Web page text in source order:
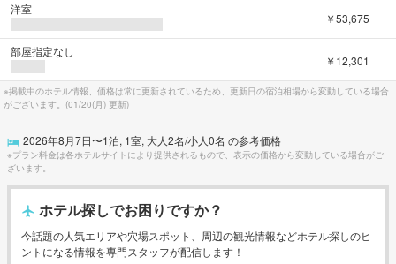
洋室
￥53,675
部屋指定なし
￥12,301
※掲載中のホテル情報、価格は常に更新されているため、更新日の宿泊相場から変動している場合
がございます。(01/20(月) 更新)
2026年8月7日〜1泊, 1室, 大人2名/小人0名 の参考価格
※プラン料金は各ホテルサイトにより提供されるもので、表示の価格から変動している場合がご
ざいます。
ホテル探しでお困りですか？
今話題の人気エリアや穴場スポット、周辺の観光情報などホテル探しのヒ
ントになる情報を専門スタッフが配信します！